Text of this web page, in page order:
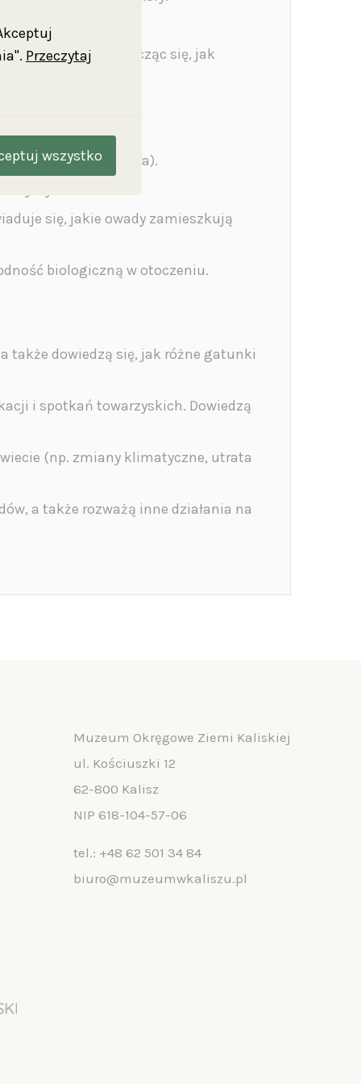
kreatywność i ucząc się, jak
(np. kształt liści, kora).
wychowania.
się, jakie owady zamieszkują
biologiczną w otoczeniu.
także dowiedzą się, jak różne gatunki
i spotkań towarzyskich. Dowiedzą
(np. zmiany klimatyczne, utrata
a także rozważą inne działania na
Muzeum Okręgowe Ziemi Kaliskiej
ul. Kościuszki 12
62-800 Kalisz
NIP 618-104-57-06
tel.: +48 62 501 34 84
biuro@muzeumwkaliszu.pl
Przeczytaj
wszystko